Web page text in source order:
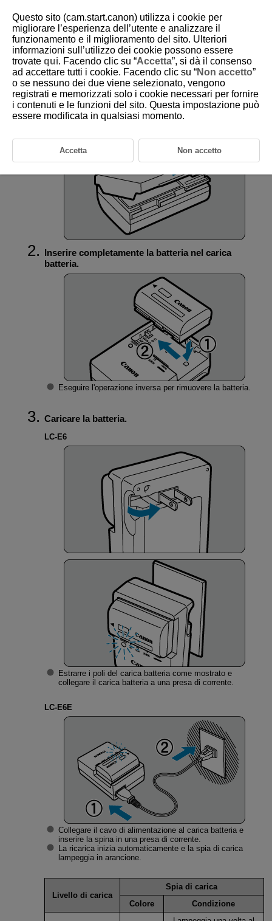
D388-016
Caricamento della batteria
Rimuovere il coperchio di protezione fornito con la
batteria.
Inserire completamente la batteria nel carica
batteria.
Eseguire l'operazione inversa per rimuovere la batteria.
Caricare la batteria.
LC-E6
Estrarre i poli del carica batteria come mostrato e
collegare il carica batteria a una presa di corrente.
LC-E6E
Collegare il cavo di alimentazione al carica batteria e
inserire la spina in una presa di corrente.
La ricarica inizia automaticamente e la spia di carica
lampeggia in arancione.
Livello di carica
Spia di carica
Colore
Condizione
Questo sito (cam.start.canon) utilizza i cookie per
migliorare l’esperienza dell’utente e analizzare il
funzionamento e il miglioramento del sito. Ulteriori
informazioni sull’utilizzo dei cookie possono essere
trovate qui. Facendo clic su “Accetta”, si dà il consenso
ad accettare tutti i cookie. Facendo clic su “Non accetto”
o se nessuno dei due viene selezionato, vengono
registrati e memorizzati solo i cookie necessari per fornire
i contenuti e le funzioni del sito. Questa impostazione può
essere modificata in qualsiasi momento.
Accetta Non accetto